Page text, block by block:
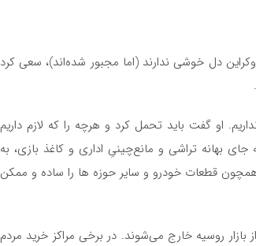
دل خوشی ندارند (اما مجبور شده‌اند)، سعی کرد
او گفت باید تحمل کرد و هرچه را که لازم داریم
بهانه تراشی و مانع‌چینیِ اداری و کاغذ بازی، به
قطعات خودرو و سایر حوزه ها را ساده و ممکن
بازار روسیه خارج می‌شوند. در برخی مراکز خرید مردم